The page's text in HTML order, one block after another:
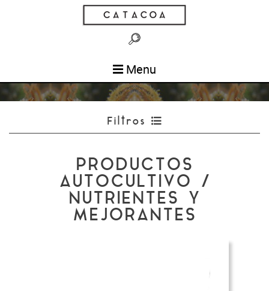
Menu
Filtros
PRODUCTOS
AUTOCULTIVO /
NUTRIENTES Y
MEJORANTES